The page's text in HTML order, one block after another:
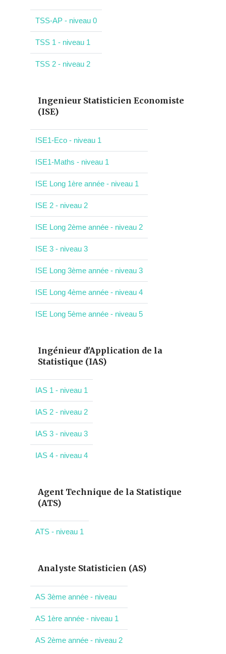
TSS-AP - niveau 0
TSS 1 - niveau 1
TSS 2 - niveau 2
Ingenieur Statisticien Economiste
(ISE)
ISE1-Eco - niveau 1
ISE1-Maths - niveau 1
ISE Long 1ère année - niveau 1
ISE 2 - niveau 2
ISE Long 2ème année - niveau 2
ISE 3 - niveau 3
ISE Long 3ème année - niveau 3
ISE Long 4ème année - niveau 4
ISE Long 5ème année - niveau 5
Ingénieur d'Application de la
Statistique (IAS)
IAS 1 - niveau 1
IAS 2 - niveau 2
IAS 3 - niveau 3
IAS 4 - niveau 4
Agent Technique de la Statistique
(ATS)
ATS - niveau 1
Analyste Statisticien (AS)
AS 3ème année - niveau
AS 1ère année - niveau 1
AS 2ème année - niveau 2